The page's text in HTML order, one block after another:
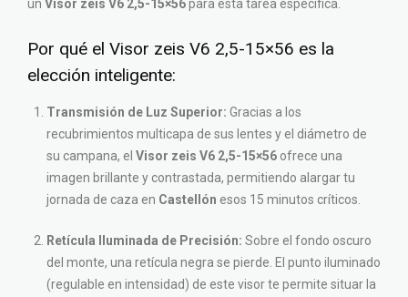
un Visor zeis V6 2,5-15×56para esta tarea específica.
Por qué el Visor zeis V6 2,5-15×56 es la
elección inteligente:
Transmisión de Luz Superior: Gracias a los
recubrimientos multicapa de sus lentes y el diámetro de
su campana, el Visor zeis V6 2,5-15×56 ofrece una
imagen brillante y contrastada, permitiendo alargar tu
jornada de caza en Castellón esos 15 minutos críticos.
Retícula Iluminada de Precisión: Sobre el fondo oscuro
del monte, una retícula negra se pierde. El punto iluminado
(regulable en intensidad) de este visor te permite situar la